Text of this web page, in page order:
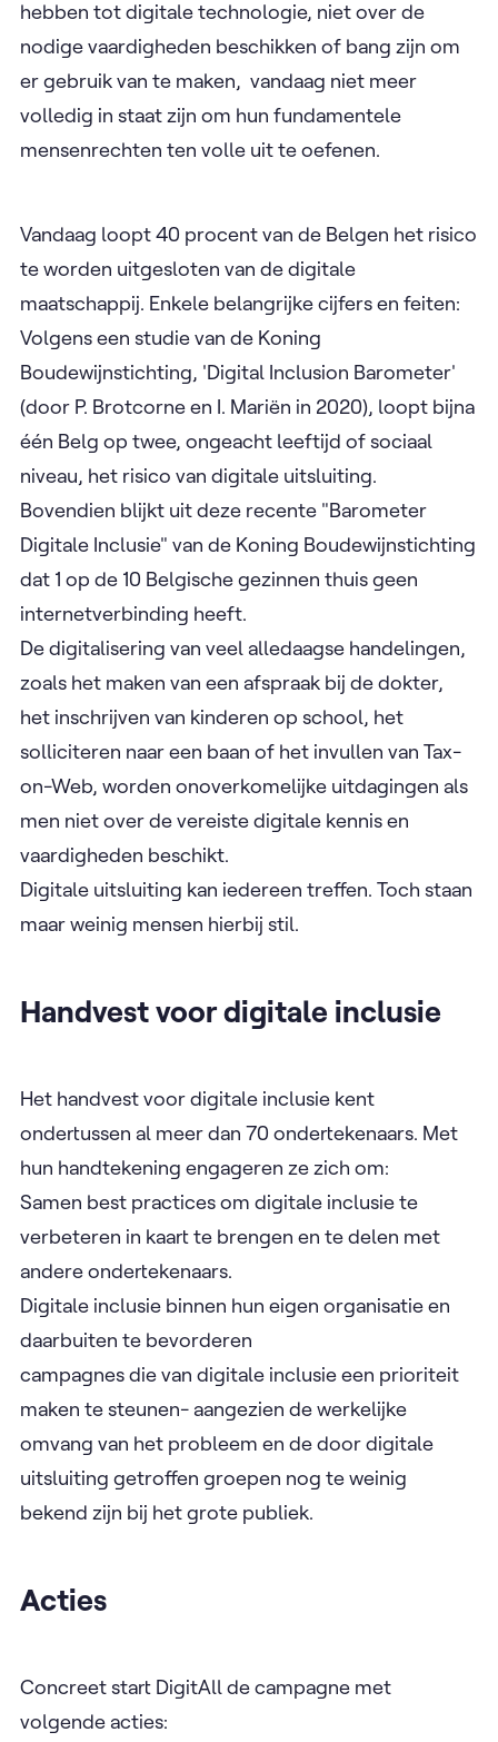
hebben tot digitale technologie, niet over de
nodige vaardigheden beschikken of bang zijn om
er gebruik van te maken, vandaag niet meer
volledig in staat zijn om hun fundamentele
mensenrechten ten volle uit te oefenen.
Vandaag loopt 40 procent van de Belgen het risico
te worden uitgesloten van de digitale
maatschappij. Enkele belangrijke cijfers en feiten:
Volgens een studie van de Koning
Boudewijnstichting, 'Digital Inclusion Barometer'
(door P. Brotcorne en I. Mariën in 2020), loopt bijna
één Belg op twee, ongeacht leeftijd of sociaal
niveau, het risico van digitale uitsluiting.
Bovendien blijkt uit deze recente "Barometer
Digitale Inclusie" van de Koning Boudewijnstichting
dat 1 op de 10 Belgische gezinnen thuis geen
internetverbinding heeft.
De digitalisering van veel alledaagse handelingen,
zoals het maken van een afspraak bij de dokter,
het inschrijven van kinderen op school, het
solliciteren naar een baan of het invullen van Tax-
on-Web, worden onoverkomelijke uitdagingen als
men niet over de vereiste digitale kennis en
vaardigheden beschikt.
Digitale uitsluiting kan iedereen treffen. Toch staan
maar weinig mensen hierbij stil.
Handvest voor digitale inclusie
Het handvest voor digitale inclusie kent
ondertussen al meer dan 70 ondertekenaars. Met
hun handtekening engageren ze zich om:
Samen best practices om digitale inclusie te
verbeteren in kaart te brengen en te delen met
andere ondertekenaars.
Digitale inclusie binnen hun eigen organisatie en
daarbuiten te bevorderen
campagnes die van digitale inclusie een prioriteit
maken te steunen- aangezien de werkelijke
omvang van het probleem en de door digitale
uitsluiting getroffen groepen nog te weinig
bekend zijn bij het grote publiek.
Acties
Concreet start DigitAll de campagne met
volgende acties: